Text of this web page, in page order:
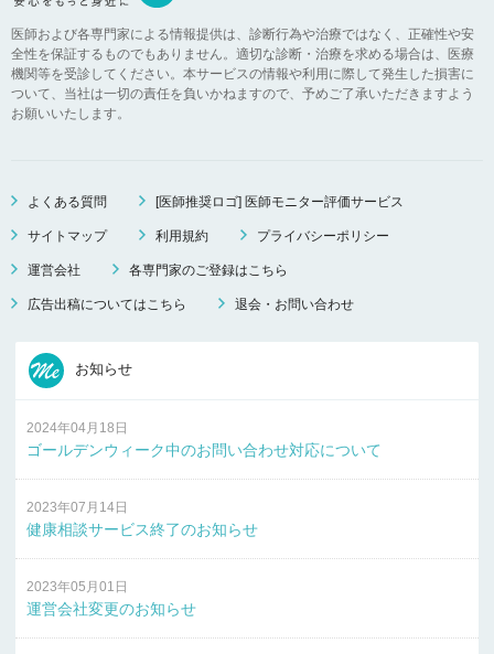
医師および各専門家による情報提供は、診断行為や治療ではなく、正確性や安
全性を保証するものでもありません。適切な診断・治療を求める場合は、医療
機関等を受診してください。本サービスの情報や利用に際して発生した損害に
ついて、当社は一切の責任を負いかねますので、予めご了承いただきますよう
お願いいたします。
よくある質問 [医師推奨ロゴ] 医師モニター評価サービス
サイトマップ 利用規約 プライバシーポリシー
運営会社 各専門家のご登録はこちら
広告出稿についてはこちら 退会・お問い合わせ
お知らせ
2024年04月18日
ゴールデンウィーク中のお問い合わせ対応について
2023年07月14日
健康相談サービス終了のお知らせ
2023年05月01日
運営会社変更のお知らせ